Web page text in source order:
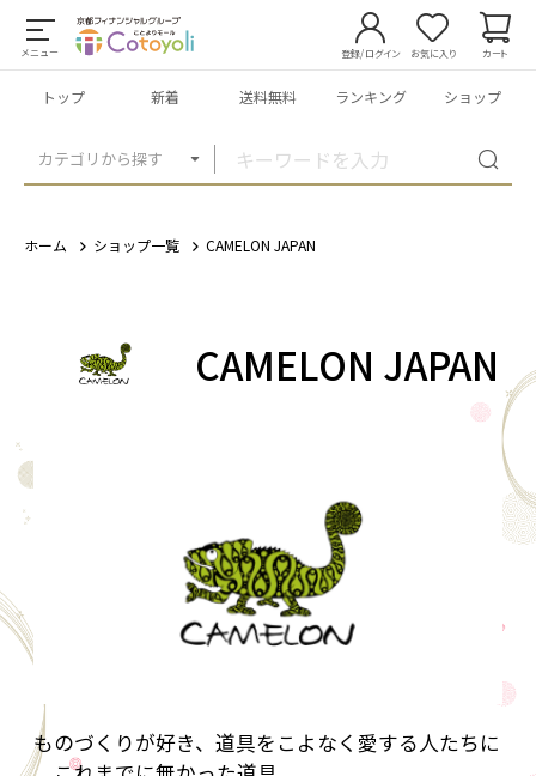
メニュー
カテゴリから探す
登録/ログイン お気に入り カート
トップ 新着 送料無料 ランキング ショップ
ホーム ショップ一覧 CAMELON JAPAN
CAMELON JAPAN
ものづくりが好き、道具をこよなく愛する人たちに